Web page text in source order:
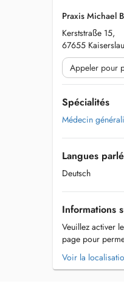
Praxis Michael
Kerststraße 15,
67655
Appeler pour
Spécialités
Médecin
Langues
Deutsch
Informations
Veuillez activer
page pour
Voir la